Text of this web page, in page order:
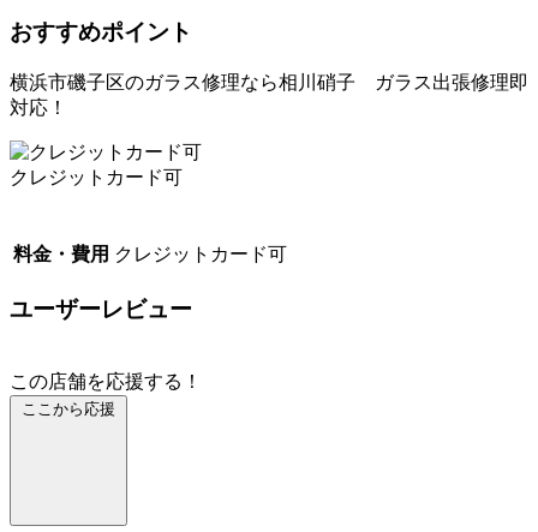
おすすめポイント
横浜市磯子区のガラス修理なら相川硝子 ガラス出張修理即
対応！
クレジットカード可
料金・費用 クレジットカード可
ユーザーレビュー
この店舗を応援する！
ここから応援